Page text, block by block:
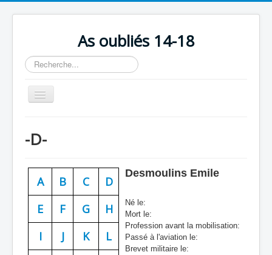
As oubliés 14-18
Rechercher
Basculer
la
Chronologie
Escadrilles
Organisation
Avions
Formation
-D-
A B C
D
E
F G
H
I
J K
L
Desmoulins Emile
Né le:
Mort le:
Profession avant la mobilisation:
Passé à l'aviation le:
Brevet militaire le: